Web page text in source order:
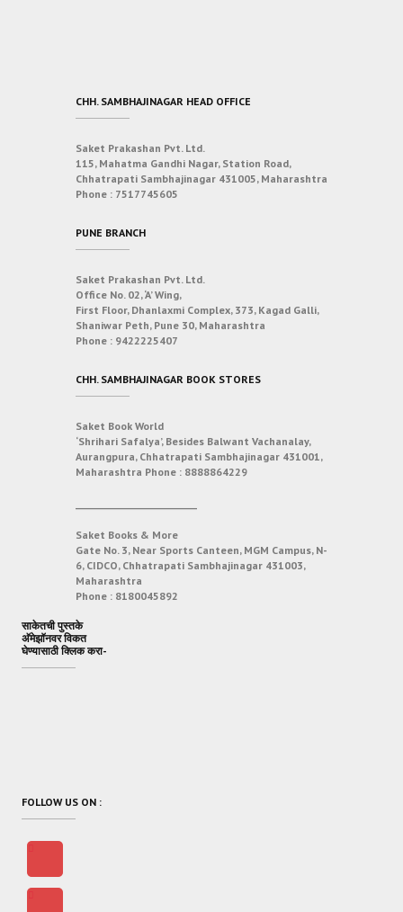
CHH. SAMBHAJINAGAR HEAD OFFICE
Saket Prakashan Pvt. Ltd.
115, Mahatma Gandhi Nagar, Station Road,
Chhatrapati Sambhajinagar 431005, Maharashtra
Phone : 7517745605
PUNE BRANCH
Saket Prakashan Pvt. Ltd.
Office No. 02, ‘A’ Wing,
First Floor, Dhanlaxmi Complex, 373, Kagad Galli,
Shaniwar Peth, Pune 30, Maharashtra
Phone : 9422225407
CHH. SAMBHAJINAGAR BOOK STORES
Saket Book World
‘Shrihari Safalya’, Besides Balwant Vachanalay,
Aurangpura, Chhatrapati Sambhajinagar 431001,
Maharashtra Phone : 8888864229
Saket Books & More
Gate No. 3, Near Sports Canteen, MGM Campus, N-
6, CIDCO, Chhatrapati Sambhajinagar 431003,
Maharashtra
Phone : 8180045892
साकेतची पुस्तके
अ‍ॅमेझॉनवर विकत
घेण्यासाठी क्लिक करा-
FOLLOW US ON :